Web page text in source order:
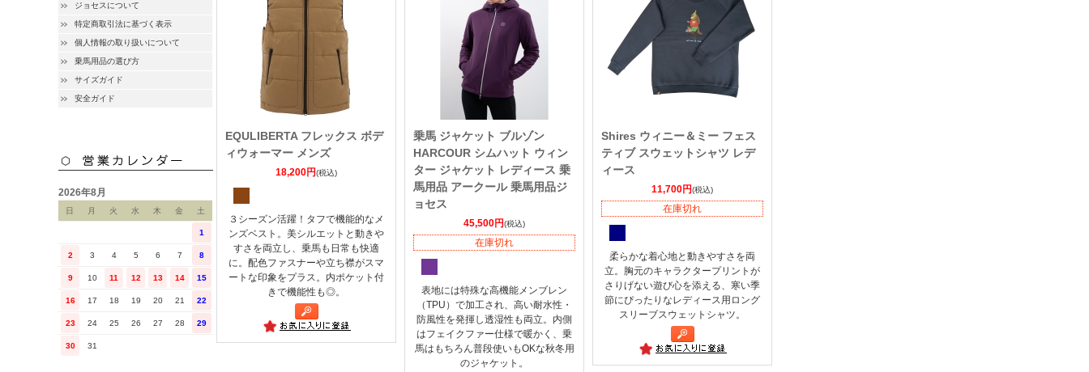
ジョセスについて
特定商取引法に基づく表示
個人情報の取り扱いについて
乗馬用品の選び方
サイズガイド
安全ガイド
2026年8月
日 月 火 水 木 金 土
1
2 3 4 5 6 7 8
9 10 11 12 13 14 15
16 17 18 19 20 21 22
23 24 25 26 27 28 29
30 31
EQULIBERTA フレックス ボデ
ィウォーマー メンズ
18,200円(税込)
３シーズン活躍！タフで機能的なメ
ンズベスト。美シルエットと動きや
すさを両立し、乗馬も日常も快適
に。配色ファスナーや立ち襟がスマ
ートな印象をプラス。内ポケット付
きで機能性も◎。
乗馬 ジャケット ブルゾン
HARCOUR シムハット ウィン
ター ジャケット レディース 乗
馬用品 アークール 乗馬用品ジ
ョセス
45,500円(税込)
在庫切れ
表地には特殊な高機能メンブレン
（TPU）で加工され、高い耐水性・
防風性を発揮し透湿性も両立。内側
はフェイクファー仕様で暖かく、乗
馬はもちろん普段使いもOKな秋冬用
のジャケット。
Shires ウィニー＆ミー フェス
ティブ スウェットシャツ レデ
ィース
11,700円(税込)
在庫切れ
柔らかな着心地と動きやすさを両
立。胸元のキャラクタープリントが
さりげない遊び心を添える、寒い季
節にぴったりなレディース用ロング
スリーブスウェットシャツ。